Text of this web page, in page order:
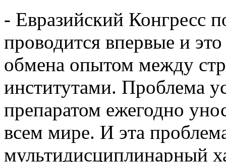
- Евразийский Конгресс
проводится впервые и
обмена опытом между
институтами. Проблема
препаратом ежегодно
всем мире. И эта
мультидисциплинарный